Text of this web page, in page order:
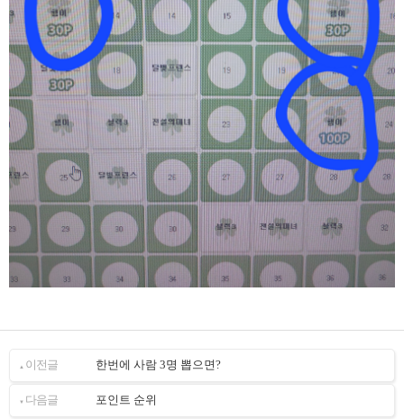
▲ 이전글 한번에 사람 3명 뽑으면?
▼ 다음글 포인트 순위